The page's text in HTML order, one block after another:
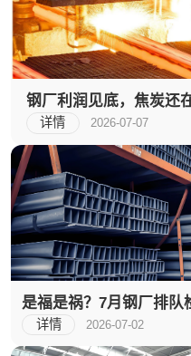
钢厂利润见底，焦炭还
详情 2026-07-07
是福是祸？7月钢厂排队
详情 2026-07-02